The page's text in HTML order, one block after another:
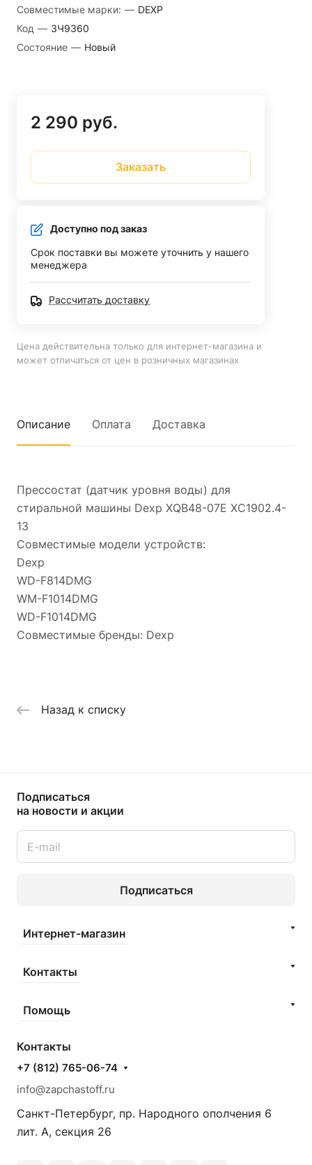
Совместимые марки: — DEXP
Код — ЗЧ9360
Состояние — Новый
2 290 руб.
Заказать
Доступно под заказ
Срок поставки вы можете уточнить у нашего
менеджера
Рассчитать доставку
Цена действительна только для интернет-магазина и
может отличаться от цен в розничных магазинах
Описание Оплата Доставка
Прессостат (датчик уровня воды) для
стиральной машины Dexp XQB48-07E XC1902.4-
13
Совместимые модели устройств:
Dexp
WD-F814DMG
WM-F1014DMG
WD-F1014DMG
Совместимые бренды: Dexp
Назад к списку
Подписаться
на новости и акции
Подписаться
Интернет-магазин
Контакты
Помощь
Контакты
+7 (812) 765-06-74
info@zapchastoff.ru
Санкт-Петербург, пр. Народного ополчения 6
лит. А, секция 26